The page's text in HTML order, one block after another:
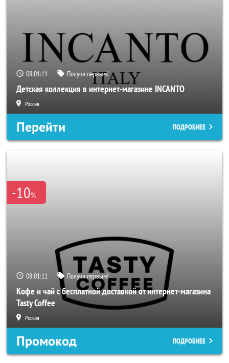
08:01:08 Получи первым!
Детская коллекция в интернет-магазине INCANTO
Россия
Перейти ПОДРОБНЕЕ
-10%
08:01:08 Получи первым!
Кофе и чай с бесплатной доставкой от интернет-магазина
Tasty Coffee
Россия
Промокод ПОДРОБНЕЕ